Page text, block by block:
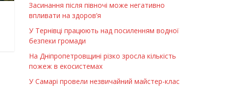
Засинання після півночі може негативно
впливати на здоров’я
У Тернівці працюють над посиленням водної
безпеки громади
На Дніпропетровщині різко зросла кількість
пожеж в екосистемах
У Самарі провели незвичайний майстер-клас